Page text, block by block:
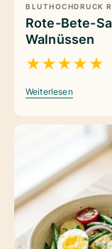
BLUTHOCHDRUCK
Rote-Bete-
Walnüssen
★★★★★
Weiterlesen